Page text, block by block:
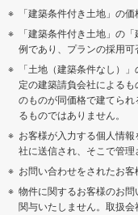
「建築条件付き土地」の
「建築条件付き土地」の
例であり、プランの採用可
「土地（建築条件なし）
定の建築請負会社による
のものが同価格で建てら
るものではありません。
お客様が入力する個人情
社に送信され、そこで管理
お問い合わせをされたお客
物件に関するお客様のお
関与いたしません。取扱会